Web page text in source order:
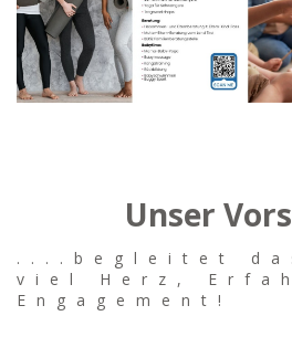
Unser
....begleitet
viel Herz,
Engagement!